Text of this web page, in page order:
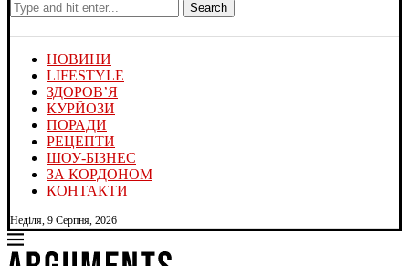
Search
НОВИНИ
LIFESTYLE
ЗДОРОВ’Я
КУРЙОЗИ
ПОРАДИ
РЕЦЕПТИ
ШОУ-БІЗНЕС
ЗА КОРДОНОМ
КОНТАКТИ
Неділя, 9 Серпня, 2026